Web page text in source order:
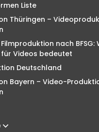
Liste
Thüringen –
nach BFSG:
für Videos bedeutet
Deutschland
Bayern – Video-